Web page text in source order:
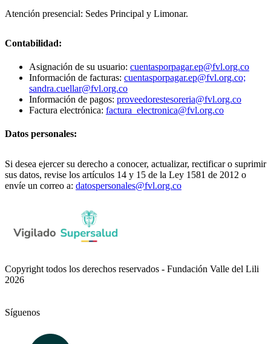
Atención presencial: Sedes Principal y Limonar.
Contabilidad:
Asignación de su usuario: cuentasporpagar.ep@fvl.org.co
Información de facturas: cuentasporpagar.ep@fvl.org.co;
sandra.cuellar@fvl.org.co
Información de pagos: proveedorestesoreria@fvl.org.co
Factura electrónica: factura_electronica@fvl.org.co
Datos personales:
Si desea ejercer su derecho a conocer, actualizar, rectificar o suprimir
sus datos, revise los artículos 14 y 15 de la Ley 1581 de 2012 o
envíe un correo a: datospersonales@fvl.org.co
Copyright todos los derechos reservados - Fundación Valle del Lili
2026
Síguenos